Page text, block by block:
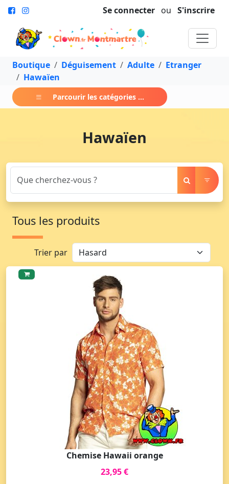
Se connecter ou S'inscrire
Boutique Déguisement Adulte
Etranger
Hawaïen
Parcourir les catégories ...
Hawaïen
Tous les produits
Trier par
Chemise Hawaii orange
23,95 €